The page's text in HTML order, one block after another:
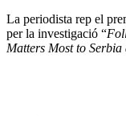
La periodista rep el
per la investigació “
Matters Most to